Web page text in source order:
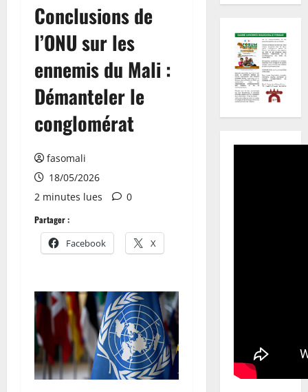
Conclusions de
l’ONU sur les
ennemis du Mali :
Démanteler le
conglomérat
fasomali
18/05/2026
2 minutes lues
0
Partager :
Facebook X